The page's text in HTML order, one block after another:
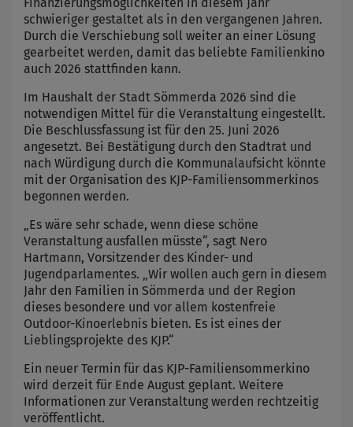
schwieriger gestaltet als in den vergangenen Jahren.
Durch die Verschiebung soll weiter an einer Lösung
gearbeitet werden, damit das beliebte Familienkino
auch 2026 stattfinden kann.
Im Haushalt der Stadt Sömmerda 2026 sind die
notwendigen Mittel für die Veranstaltung eingestellt.
Die Beschlussfassung ist für den 25. Juni 2026
angesetzt. Bei Bestätigung durch den Stadtrat und
nach Würdigung durch die Kommunalaufsicht könnte
mit der Organisation des KJP-Familiensommerkinos
begonnen werden.
„Es wäre sehr schade, wenn diese schöne
Veranstaltung ausfallen müsste“, sagt Nero
Hartmann, Vorsitzender des Kinder- und
Jugendparlamentes. „Wir wollen auch gern in diesem
Jahr den Familien in Sömmerda und der Region
dieses besondere und vor allem kostenfreie
Outdoor-Kinoerlebnis bieten. Es ist eines der
Lieblingsprojekte des KJP.“
Ein neuer Termin für das KJP-Familiensommerkino
wird derzeit für Ende August geplant. Weitere
Informationen zur Veranstaltung werden rechtzeitig
veröffentlicht.